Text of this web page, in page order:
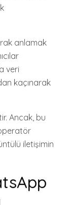
anlamak
veri
kaçınarak
Ancak, bu
iletişimin